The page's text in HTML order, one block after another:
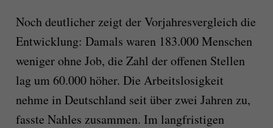
Noch deutlicher zeigt der Vorjahresvergleich die
Entwicklung: Damals waren 183.000 Menschen
weniger ohne Job, die Zahl der offenen Stellen
lag um 60.000 höher. Die Arbeitslosigkeit
nehme in Deutschland seit über zwei Jahren zu,
fasste Nahles zusammen. Im langfristigen